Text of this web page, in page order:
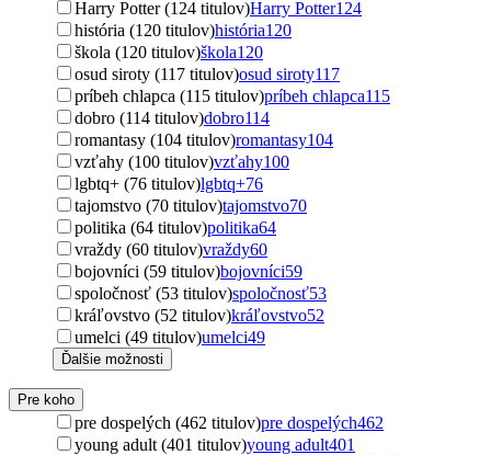
Harry Potter (124 titulov)Harry Potter124
história (120 titulov)história120
škola (120 titulov)škola120
osud siroty (117 titulov)osud siroty117
príbeh chlapca (115 titulov)príbeh chlapca115
dobro (114 titulov)dobro114
romantasy (104 titulov)romantasy104
vzťahy (100 titulov)vzťahy100
lgbtq+ (76 titulov)lgbtq+76
tajomstvo (70 titulov)tajomstvo70
politika (64 titulov)politika64
vraždy (60 titulov)vraždy60
bojovníci (59 titulov)bojovníci59
spoločnosť (53 titulov)spoločnosť53
kráľovstvo (52 titulov)kráľovstvo52
umelci (49 titulov)umelci49
Ďalšie možnosti
Pre koho
pre dospelých (462 titulov)pre dospelých462
young adult (401 titulov)young adult401